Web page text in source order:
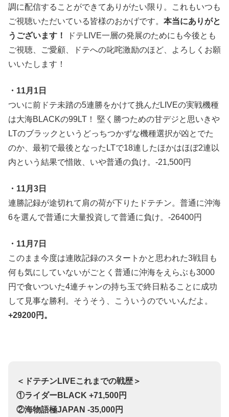
調に配信することができてありがたい限り。これもいつも
ご視聴いただいている皆様のおかげです。 本当にありがと
うございます！
ドテLIVE一層の発展のためにも今後とも
ご視聴、ご愛顧、ドテへの叱咤激励のほど、よろしくお願
いいたします！
・11月1日
ついに前ドテ未踏の5連勝をかけて挑んだLIVEの実戦機種
は大海BLACKの99LT！ 堅く勝つための甘デジと思いきや
LTのブラックというどっちつかずな機種選択が凶とでた
のか、最初で最後となったLTで18連したほかはほぼ2連以
内という結果で惜敗、いや普通の負け。-21,500円
・11月3日
連勝記録が途切れて肩の荷が下りたドテチン。普通に沖海
6を選んで普通に大量投資して普通に負け。-26400円
・11月7日
このまま今度は連敗記録のスタートかと思われた3戦目も
何も気にしていないがごとく普通に沖海をえらぶも3000
円で食いついた4連チャンの持ち玉で終日粘ることに成功
して見事な勝利。そうそう、こういうのでいいんだよ。
+29200円。
＜ドテチンLIVEこれまでの戦歴＞
①ライダーBLACK +71,500円
②海物語極JAPAN -35,000円